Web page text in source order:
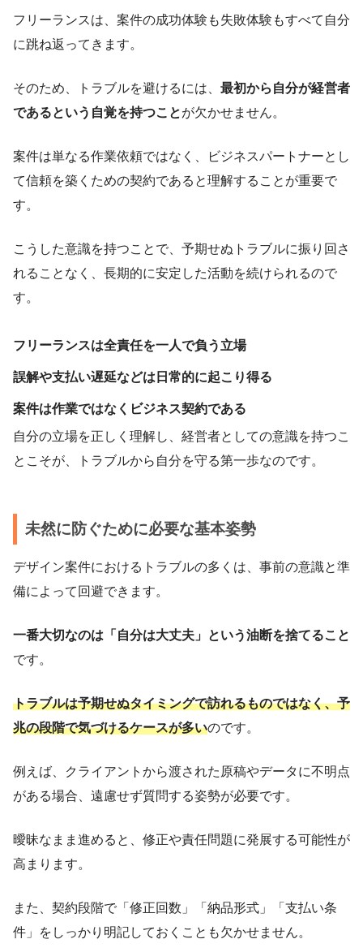
フリーランスは、案件の成功体験も失敗体験もすべて自分
に跳ね返ってきます。
そのため、トラブルを避けるには、 最初から自分が経営者
であるという自覚を持つことが欠かせません。
案件は単なる作業依頼ではなく、ビジネスパートナーとし
て信頼を築くための契約であると理解することが重要で
す。
こうした意識を持つことで、予期せぬトラブルに振り回さ
れることなく、長期的に安定した活動を続けられるので
す。
フリーランスは全責任を一人で負う立場
誤解や支払い遅延などは日常的に起こり得る
案件は作業ではなくビジネス契約である
自分の立場を正しく理解し、経営者としての意識を持つこ
とこそが、トラブルから自分を守る第一歩なのです。
未然に防ぐために必要な基本姿勢
デザイン案件におけるトラブルの多くは、事前の意識と準
備によって回避できます。
一番大切なのは「自分は大丈夫」という油断を捨てること
です。
トラブルは予期せぬタイミングで訪れるものではなく、予
兆の段階で気づけるケースが多いのです。
例えば、クライアントから渡された原稿やデータに不明点
がある場合、遠慮せず質問する姿勢が必要です。
曖昧なまま進めると、修正や責任問題に発展する可能性が
高まります。
また、契約段階で「修正回数」「納品形式」「支払い条
件」をしっかり明記しておくことも欠かせません。